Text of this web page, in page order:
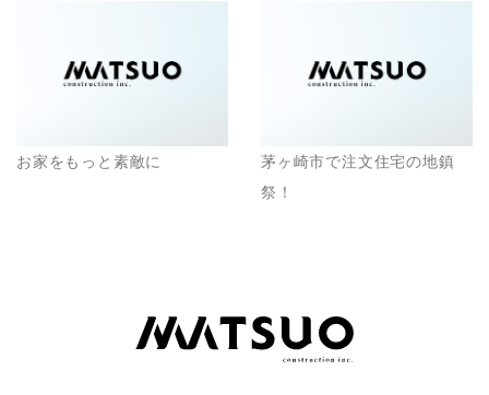
お家をもっと素敵に
茅ヶ崎市で注文住宅の地鎮
祭！